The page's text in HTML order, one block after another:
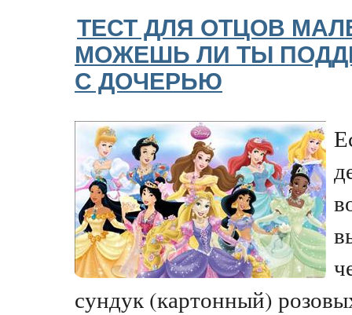
ТЕСТ ДЛЯ ОТЦОВ
МОЖЕШЬ ЛИ ТЫ
С ДОЧЕРЬЮ
сундук (картонный)